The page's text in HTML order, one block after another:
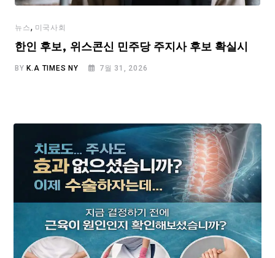
뉴스, 미국사회
한인 후보, 위스콘신 민주당 주지사 후보 확실시
BY K.A TIMES NY 7월 31, 2026